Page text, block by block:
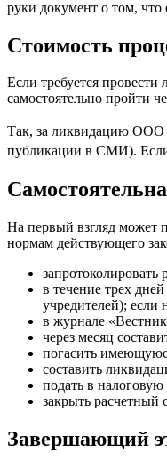
руки документ о том,
Стоимость
Если требуется
самостоятельно пройти
Так, за ликвидацию ООО
публикации в СМИ). Если
На первый взгляд может
нормам действующего
в течение трех
учредителей); если
в журнале
через месяц
погасить
составить
подать в
закрыть расчетный
Завершающий